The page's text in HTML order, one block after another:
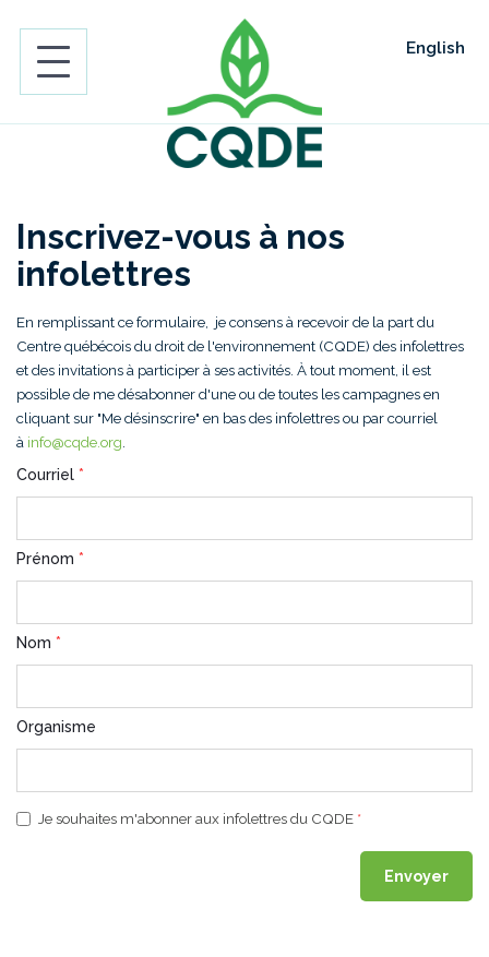
English
Inscrivez-vous à nos
infolettres
En remplissant ce formulaire, je consens à recevoir de la part du
Centre québécois du droit de l'environnement (CQDE) des infolettres
et des invitations à participer à ses activités. À tout moment, il est
possible de me désabonner d'une ou de toutes les campagnes en
cliquant sur "Me désinscrire" en bas des infolettres ou par courriel
à info@cqde.org
Courriel *
Prénom *
Nom *
Organisme
Je souhaites m'abonner aux infolettres du CQDE *
Envoyer